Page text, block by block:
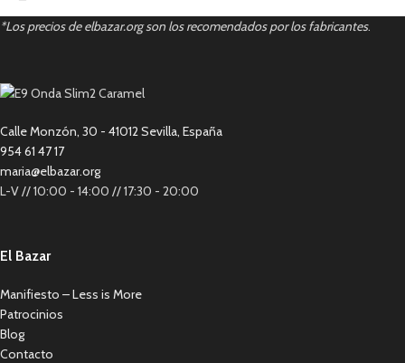
*Los precios de elbazar.org son los recomendados por los fabricantes.
Calle Monzón, 30 - 41012 Sevilla, España
954 61 47 17
maria@elbazar.org
L-V // 10:00 - 14:00 // 17:30 - 20:00
El Bazar
Manifiesto – Less is More
Patrocinios
Blog
Contacto